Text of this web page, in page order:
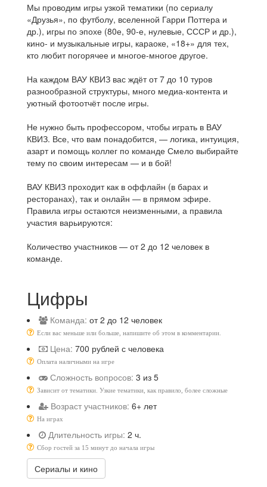
Мы проводим игры узкой тематики (по сериалу
«Друзья», по футболу, вселенной Гарри Поттера и
др.), игры по эпохе (80е, 90-е, нулевые, СССР и др.),
кино- и музыкальные игры, караоке, «18+» для тех,
кто любит погорячее и многое-многое другое.
На каждом ВАУ КВИЗ вас ждёт от 7 до 10 туров
разнообразной структуры, много медиа-контента и
уютный фотоотчёт после игры.
Не нужно быть профессором, чтобы играть в ВАУ
КВИЗ. Все, что вам понадобится, — логика, интуиция,
азарт и помощь коллег по команде Смело выбирайте
тему по своим интересам — и в бой!
ВАУ КВИЗ проходит как в оффлайн (в барах и
ресторанах), так и онлайн — в прямом эфире.
Правила игры остаются неизменными, а правила
участия варьируются:
Количество участников — от 2 до 12 человек в
команде.
Цифры
Команда: от 2 до 12 человек
Если вас меньше или больше, напишите об этом в комментарии.
Цена: 700 рублей с человека
Оплата наличными на игре
Сложность вопросов: 3 из 5
Зависит от тематики. Узкие тематики, как правило, более сложные
Возраст участников: 6+ лет
На играх
Длительность игры: 2 ч.
Сбор гостей за 15 минут до начала игры
Сериалы и кино